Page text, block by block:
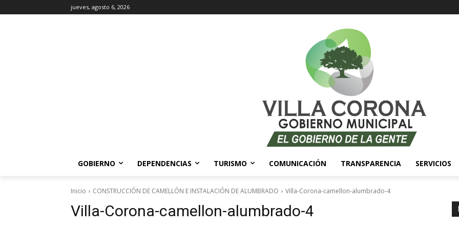
jueves, agosto 6, 2026
GOBIERNO DEPENDENCIAS TURISMO COMUNICACIÓN TRANSPARENCIA SERVICIOS
Inicio CONSTRUCCIÓN DE CAMELLÓN E INSTALACIÓN DE ALUMBRADO Villa-Corona-camellon-alumbrado-4
Villa-Corona-camellon-alumbrado-4